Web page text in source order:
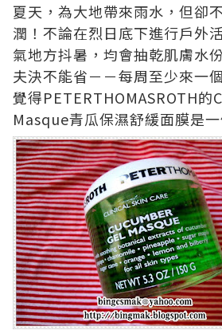
夏天，為大地帶來雨水，但卻
潤！不論在烈日底下進行戶外
氣地方抖暑，均會抽乾肌膚水
夫決不能省－－每周至少來一
覺得PETERTHOMASROTH
Masque青瓜保濕舒緩面膜是